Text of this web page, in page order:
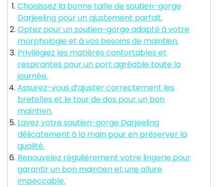
Choisissez la bonne taille de soutien-gorge
Darjeeling pour un ajustement parfait.
Optez pour un soutien-gorge adapté à votre
morphologie et à vos besoins de maintien.
Privilégiez les matières confortables et
respirantes pour un port agréable toute la
journée.
Assurez-vous d’ajuster correctement les
bretelles et le tour de dos pour un bon
maintien.
Lavez votre soutien-gorge Darjeeling
délicatement à la main pour en préserver la
qualité.
Renouvelez régulièrement votre lingerie pour
garantir un bon maintien et une allure
impeccable.